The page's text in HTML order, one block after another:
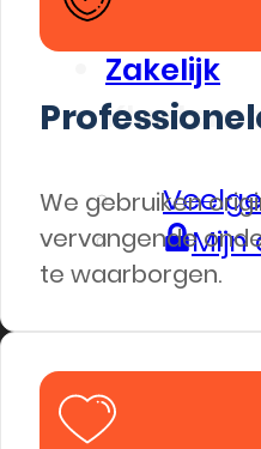
Nieuws
Zakelijk
Mijn
We gebruiken
vervangende
te waarborgen.